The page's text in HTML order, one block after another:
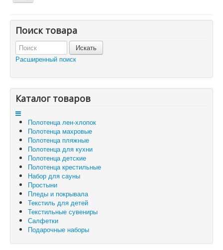
О компании
Политика безопасности
Пользовательское соглашение
Каталог товаров
Отзывы и предложения
Контакты
Корзина
Отложенные товары
Вы здесь: Главная
Текстильные сувениры
Кукла-полотенцедержатель в национальном костюме
Поиск товара
Расширенный поиск
Каталог товаров
Полотенца лен-хлопок
Полотенца махровые
Полотенца пляжные
Полотенца для кухни
Полотенца детские
Полотенца крестильные
Набор для сауны
Простыни
Пледы и покрывала
Текстиль для детей
Текстильные сувениры
Салфетки
Подарочные наборы